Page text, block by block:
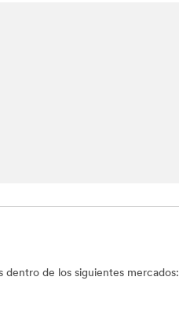
de los siguientes mercados: